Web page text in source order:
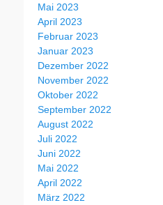
Mai 2023
April 2023
Februar 2023
Januar 2023
Dezember 2022
November 2022
Oktober 2022
September 2022
August 2022
Juli 2022
Juni 2022
Mai 2022
April 2022
März 2022